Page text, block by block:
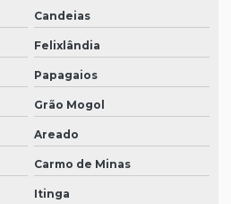
Candeias
Felixlândia
Papagaios
Grão Mogol
Areado
Carmo de Minas
Itinga